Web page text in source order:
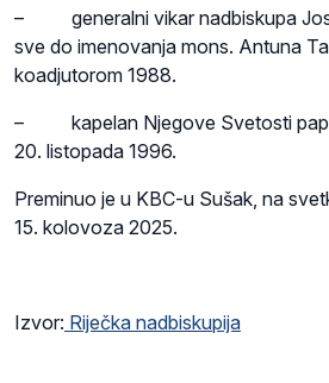
– generalni vikar nadbiskupa
sve do imenovanja mons. Antuna
koadjutorom 1988.
– kapelan Njegove Svetosti pape
20. listopada 1996.
Preminuo je u KBC-u Sušak, na
15. kolovoza 2025.
Izvor: Riječka nadbiskupija